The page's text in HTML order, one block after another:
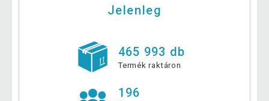
Jelenleg
465 993 db
Termék raktáron
196